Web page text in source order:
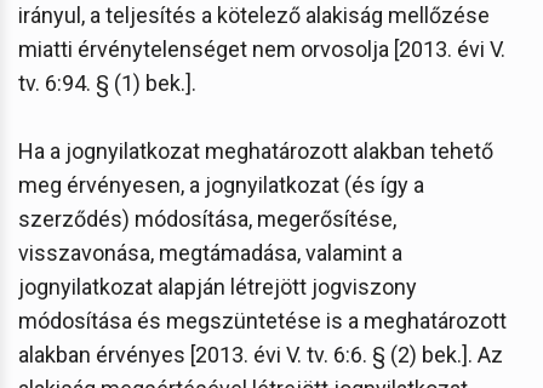
irányul, a teljesítés a kötelező alakiság mellőzése
miatti érvénytelenséget nem orvosolja [2013. évi V.
tv. 6:94. § (1) bek.].
Ha a jognyilatkozat meghatározott alakban tehető
meg érvényesen, a jognyilatkozat (és így a
szerződés) módosítása, megerősítése,
visszavonása, megtámadása, valamint a
jognyilatkozat alapján létrejött jogviszony
módosítása és megszüntetése is a meghatározott
alakban érvényes [2013. évi V. tv. 6:6. § (2) bek.]. Az